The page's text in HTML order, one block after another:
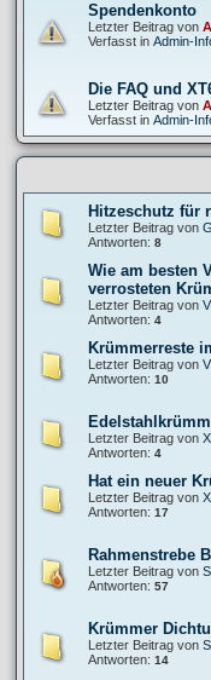
Spendenkonto
Letzter Beitrag von
Verfasst in Admin-
Die FAQ und
Letzter Beitrag von
Verfasst in Admin-
Hitzeschutz für
Letzter Beitrag von
Antworten: 8
Wie am besten
verrosteten
Letzter Beitrag von
Antworten: 4
Krümmerreste
Letzter Beitrag von
Antworten: 10
Letzter Beitrag von
Antworten: 4
Hat ein neuer
Letzter Beitrag von
Antworten: 17
Rahmenstrebe
Letzter Beitrag von
Antworten: 57
Krümmer
Letzter Beitrag von
Antworten: 14